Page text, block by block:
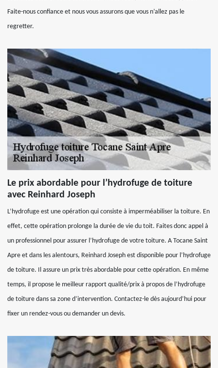
Faite-nous confiance et nous vous assurons que vous n’allez pas le
regretter.
Le prix abordable pour l’hydrofuge de toiture
avec Reinhard Joseph
L’hydrofuge est une opération qui consiste à imperméabiliser la toiture. En
effet, cette opération prolonge la durée de vie du toit. Faites donc appel à
un professionnel pour assurer l’hydrofuge de votre toiture. A Tocane Saint
Apre et dans les alentours, Reinhard Joseph est disponible pour l’hydrofuge
de toiture. Il assure un prix très abordable pour cette opération. En même
temps, il propose le meilleur rapport qualité/prix à propos de l’hydrofuge
de toiture dans sa zone d’intervention. Contactez-le dès aujourd’hui pour
fixer un rendez-vous ou demander un devis.